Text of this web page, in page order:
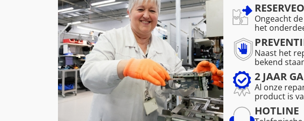
Ongeacht
het
Naast het
bekend
2 JAAR
Al onze
product is
HOTLINE